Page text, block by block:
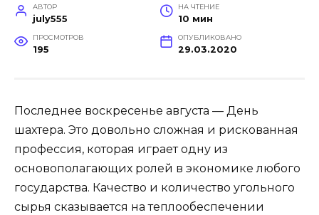
АВТОР
july555
НА ЧТЕНИЕ
10 мин
ПРОСМОТРОВ
195
ОПУБЛИКОВАНО
29.03.2020
Последнее воскресенье августа — День
шахтера. Это довольно сложная и рискованная
профессия, которая играет одну из
основополагающих ролей в экономике любого
государства. Качество и количество угольного
сырья сказывается на теплообеспечении